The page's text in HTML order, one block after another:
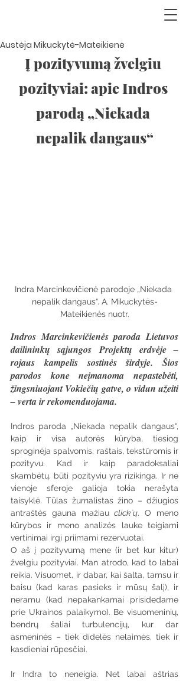
Austėja Mikuckytė-Mateikienė
Į pozityvumą žvelgiu
pozityviai: apie Indros
parodą „Niekada
nepalik dangaus“
Indra Marcinkevičienė parodoje „Niekada
nepalik dangaus“. A. Mikuckytės-
Mateikienės nuotr.
Indros Marcinkevičienės paroda Lietuvos
dailininkų sąjungos Projektų erdvėje –
rojaus kampelis sostinės širdyje. Šios
parodos kone neįmanoma nepastebėti,
žingsniuojant Vokiečių gatve, o vidun užeiti
– verta ir rekomenduojama.
Indros paroda „Niekada nepalik dangaus“,
kaip ir visa autorės kūryba, tiesiog
sproginėja spalvomis, raštais, tekstūromis ir
pozityvu. Kad ir kaip paradoksaliai
skambėtų, būti pozityviu yra rizikinga. Ir ne
vienoje sferoje galioja tokia nerašyta
taisyklė. Tūlas žurnalistas žino – džiugios
antraštės gauna mažiau click`ų. O meno
kūrybos ir meno analizės lauke teigiami
vertinimai irgi priimami rezervuotai.
O aš į pozityvumą mene (ir bet kur kitur)
žvelgiu pozityviai. Man atrodo, kad to labai
reikia. Visuomet, ir dabar, kai šalta, tamsu ir
baisu (kad karas pasieks ir mūsų šalį), ir
neramu (kad nepakankamai prisidedame
prie Ukrainos palaikymo). Be visuomeninių,
bendrų šaliai turbulencijų, kur dar
asmeninės – tiek didelės nelaimės, tiek ir
kasdieniai rūpesčiai.
Ir Indra to neneigia. Net labai aštrias